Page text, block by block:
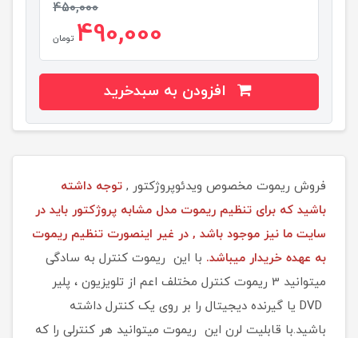
450,000
490,000 تومان
فروش ریموت مخصوص ویدئوپروژکتور , توجه داشته
باشید که برای تنظیم ریموت مدل مشابه پروژکتور باید در
سایت ما نیز موجود باشد , در غیر اینصورت تنظیم ریموت
به عهده خریدار میباشد. با این ریموت کنترل به سادگی
میتوانید 3 ریموت کنترل مختلف اعم از تلویزیون ، پلیر
DVD یا گیرنده دیجیتال را بر روی یک کنترل داشته
باشید.با قابلیت لرن این ریموت میتوانید هر کنترلی را که